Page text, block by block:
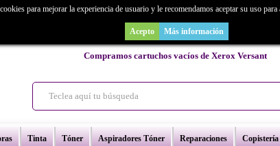
¿Buscas un repuesto de copiadora o buscas una de ocasión y no la
Compramos cartuchos vacíos de Xerox Versant
Tinta Tóner Aspiradores Tóner Reparaciones Copistería
para mejorar la experiencia de usuario y le recomendamos aceptar su uso
Acepto Más información